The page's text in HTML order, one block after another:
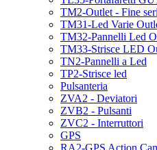
TM2-Outlet - Fine
TM31-Led Varie
TM32-Pannelli Led
TM33-Strisce LED
TN2-Pannelli a Led
TP2-Strisce led
Pulsanteria
ZVA2 - Deviatori
ZVB2 - Pulsanti
ZVC2 - Interruttori
GPS
RA2-GPS Action